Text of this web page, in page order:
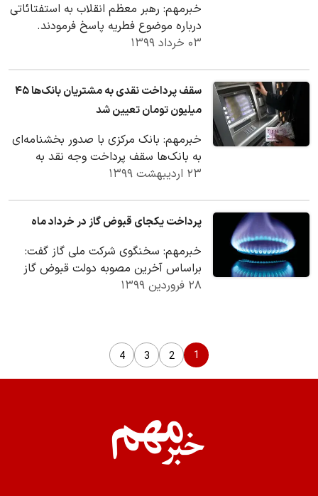
خبرمهم: رهبر معظم انقلاب به استفتائاتی
درباره موضوع فطریه پاسخ فرمودند.
۰۳ خرداد ۱۳۹۹
سقف پرداخت نقدی به مشتریان بانک‌ها ۴۵
میلیون تومان تعیین شد
خبرمهم: بانک مرکزی با صدور بخشنامه‌ای
به بانک‌ها سقف پرداخت وجه نقد به
۲۳ اردیبهشت ۱۳۹۹
پرداخت یکجای قبوض گاز در خرداد ماه
خبرمهم: سخنگوی شرکت ملی گاز گفت:
براساس آخرین مصوبه دولت قبوض گاز
مشترکان در سه ماه اسفند، فروردین و
۲۸ فروردین ۱۳۹۹
1
2
3
4